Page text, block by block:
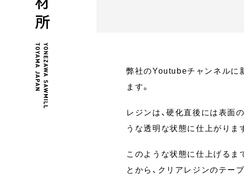
弊社のYoutubeチャンネルに
ます。
レジンは、硬化直後には表面
うな透明な状態に仕上がりま
このような状態に仕上げるま
とから、クリアレジンのテー